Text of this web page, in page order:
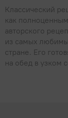
Сахар, соль
Хлопья, мюсли,
Сгущенное
Сливки
Сливочное
Сметана
Шашлык,
Бытовая химия,
Рыба, икра,
Икра
Крабовое мясо
Морепродукты
Сладости
Жвачки, драже
Соки, вода,
Классический
как
авторского
из самых
стране. Его
на обед в узком